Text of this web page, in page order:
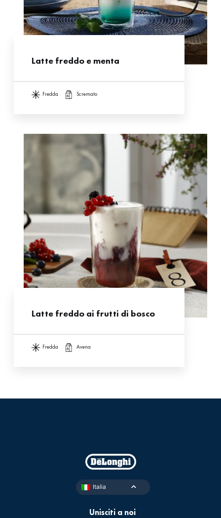
Latte freddo e menta
fredda scremato
Latte freddo ai frutti di bosco
fredda avena
Italia
Unisciti a noi